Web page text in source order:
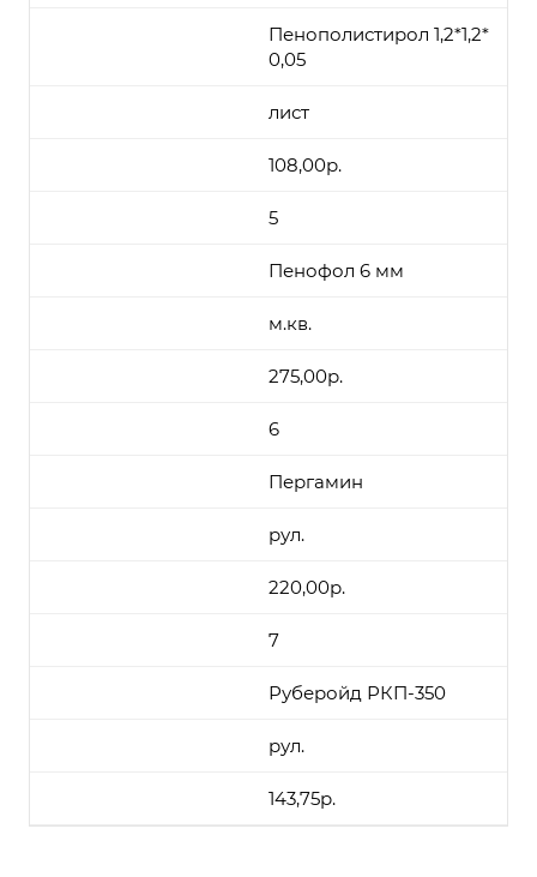
Пенополистирол 1,2*1,2*
0,05
лист
108,00р.
5
Пенофол 6 мм
м.кв.
275,00р.
6
Пергамин
рул.
220,00р.
7
Руберойд РКП-350
рул.
143,75р.